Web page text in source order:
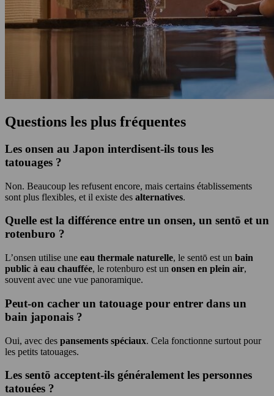
Questions les plus fréquentes
Les onsen au Japon interdisent-ils tous les
tatouages ?
Non. Beaucoup les refusent encore, mais certains établissements
sont plus flexibles, et il existe des alternatives.
Quelle est la différence entre un onsen, un sentō et un
rotenburo ?
L’onsen utilise une eau thermale naturelle, le sentō est un bain
public à eau chauffée, le rotenburo est un onsen en plein air,
souvent avec une vue panoramique.
Peut-on cacher un tatouage pour entrer dans un
bain japonais ?
Oui, avec des pansements spéciaux. Cela fonctionne surtout pour
les petits tatouages.
Les sentō acceptent-ils généralement les personnes
tatouées ?